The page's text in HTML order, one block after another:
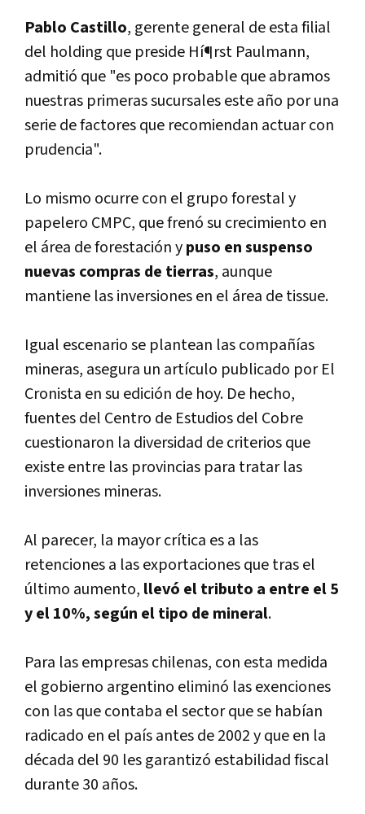
Pablo Castillo, gerente general de esta filial
del holding que preside Hí¶rst Paulmann,
admitió que "es poco probable que abramos
nuestras primeras sucursales este año por una
serie de factores que recomiendan actuar con
prudencia".
Lo mismo ocurre con el grupo forestal y
papelero CMPC, que frenó su crecimiento en
el área de forestación ypuso en suspenso
nuevas compras de tierras, aunque
mantiene las inversiones en el área de tissue.
Igual escenario se plantean las compañí­as
mineras, asegura un artí­culo publicado por El
Cronista en su edición de hoy. De hecho,
fuentes del Centro de Estudios del Cobre
cuestionaron la diversidad de criterios que
existe entre las provincias para tratar las
inversiones mineras.
Al parecer, la mayor crí­tica es a las
retenciones a las exportaciones que tras el
último aumento, llevó el tributo a entre el 5
y el 10%, según el tipo de mineral.
Para las empresas chilenas, con esta medida
el gobierno argentino eliminó las exenciones
con las que contaba el sector que se habí­an
radicado en el paí­s antes de 2002 y que en la
década del 90 les garantizó estabilidad fiscal
durante 30 años.